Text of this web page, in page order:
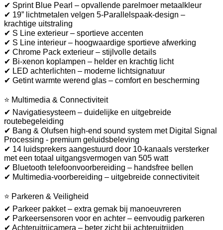
✔ Sprint Blue Pearl – opvallende parelmoer metaalkleur
✔ 19” lichtmetalen velgen 5-Parallelspaak-design –
krachtige uitstraling
✔ S Line exterieur – sportieve accenten
✔ S Line interieur – hoogwaardige sportieve afwerking
✔ Chrome Pack exterieur – stijlvolle details
✔ Bi-xenon koplampen – helder en krachtig licht
✔ LED achterlichten – moderne lichtsignatuur
✔ Getint warmte werend glas – comfort en bescherming
⭐ Multimedia & Connectiviteit
✔ Navigatiesysteem – duidelijke en uitgebreide
routebegeleiding
✔ Bang & Olufsen high-end sound system met Digital Signal
Processing - premium geluidsbeleving
✔ 14 luidsprekers aangestuurd door 10-kanaals versterker
met een totaal uitgangsvermogen van 505 watt
✔ Bluetooth telefoonvoorbereiding – handsfree bellen
✔ Multimedia-voorbereiding – uitgebreide connectiviteit
⭐ Parkeren & Veiligheid
✔ Parkeer pakket – extra gemak bij manoeuvreren
✔ Parkeersensoren voor en achter – eenvoudig parkeren
✔ Achteruitrijcamera – beter zicht bij achteruitrijden